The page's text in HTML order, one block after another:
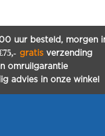
uur besteld, morgen
gratisverzending
omruilgarantie
advies in onze winkel